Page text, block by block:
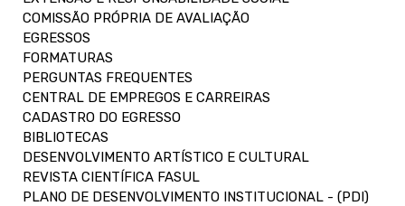
COMISSÃO PRÓPRIA DE AVALIAÇÃO
EGRESSOS
FORMATURAS
PERGUNTAS FREQUENTES
CENTRAL DE EMPREGOS E CARREIRAS
CADASTRO DO EGRESSO
BIBLIOTECAS
DESENVOLVIMENTO ARTÍSTICO E CULTURAL
REVISTA CIENTÍFICA FASUL
PLANO DE DESENVOLVIMENTO INSTITUCIONAL - (PDI)